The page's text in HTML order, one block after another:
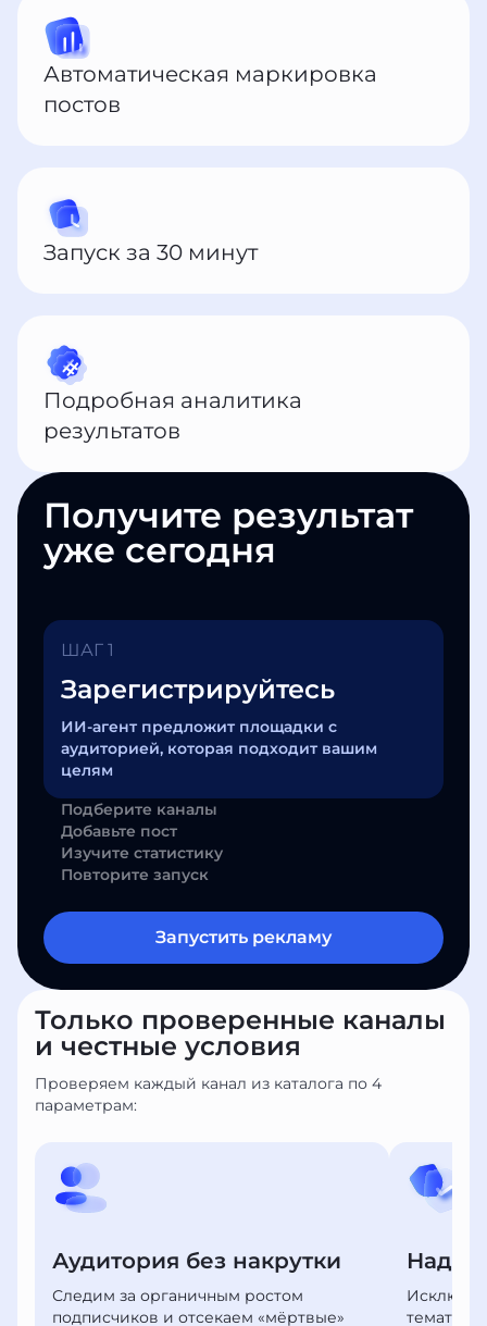
Автоматическая маркировка
постов
Запуск за 30 минут
Подробная аналитика
результатов
Получите результат
уже сегодня
ШАГ 1
Зарегистрируйтесь
ИИ-агент предложит площадки с
аудиторией, которая подходит вашим
целям
Подберите каналы
Добавьте пост
Изучите статистику
Повторите запуск
Запустить рекламу
Только проверенные каналы
и честные условия
Проверяем каждый канал из каталога по 4
параметрам:
Аудитория без накрутки
Следим за органичным ростом
подписчиков и отсекаем «мёртвые»